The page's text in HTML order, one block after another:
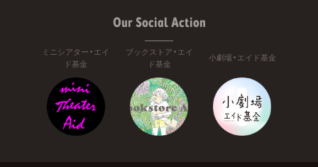
Our Social Action
ミニシアター・エイ
ド基金
ブックストア・エイ
ド基金
小劇場・エイド基金